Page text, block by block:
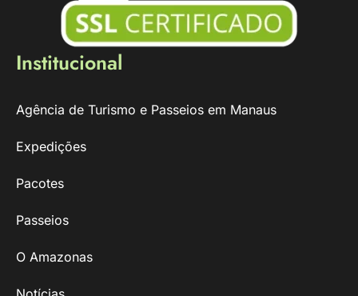
Institucional
Agência de Turismo e Passeios em Manaus
Expedições
Pacotes
Passeios
O Amazonas